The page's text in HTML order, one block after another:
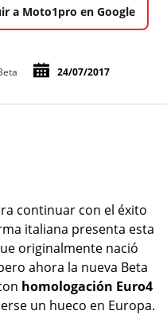
a Moto1pro en Google
24/07/2017
continuar con el éxito
italiana presenta esta
originalmente nació
ahora la nueva Beta
homologación Euro4
un hueco en Europa.